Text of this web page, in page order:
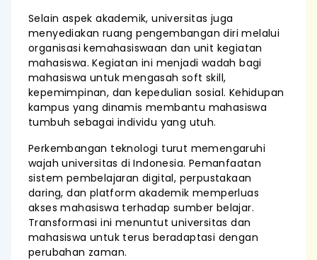
Selain aspek akademik, universitas juga
menyediakan ruang pengembangan diri melalui
organisasi kemahasiswaan dan unit kegiatan
mahasiswa. Kegiatan ini menjadi wadah bagi
mahasiswa untuk mengasah soft skill,
kepemimpinan, dan kepedulian sosial. Kehidupan
kampus yang dinamis membantu mahasiswa
tumbuh sebagai individu yang utuh.
Perkembangan teknologi turut memengaruhi
wajah universitas di Indonesia. Pemanfaatan
sistem pembelajaran digital, perpustakaan
daring, dan platform akademik memperluas
akses mahasiswa terhadap sumber belajar.
Transformasi ini menuntut universitas dan
mahasiswa untuk terus beradaptasi dengan
perubahan zaman.